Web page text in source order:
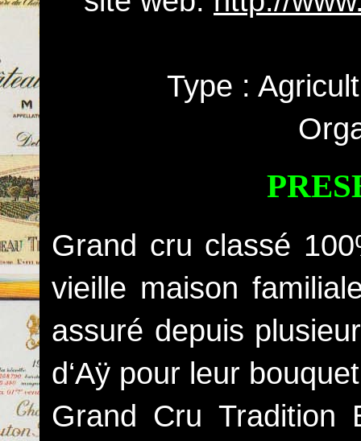
Type :
Grand cru classé
vieille maison
assuré depuis
d‘Aÿ pour leur
Grand Cru Tradition